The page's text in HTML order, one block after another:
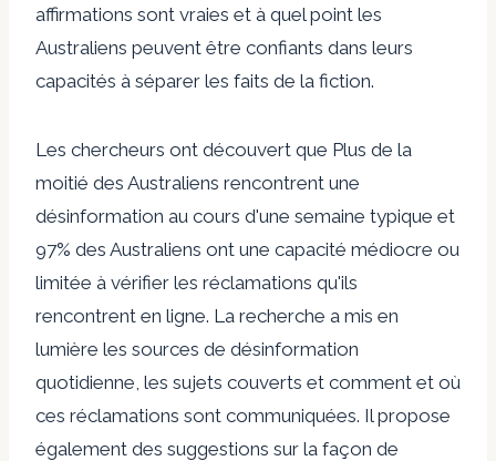
affirmations sont vraies et à quel point les
Australiens peuvent être confiants dans leurs
capacités à séparer les faits de la fiction.
Les chercheurs ont découvert que Plus de la
moitié des Australiens rencontrent une
désinformation au cours d'une semaine typique et
97% des Australiens ont une capacité médiocre ou
limitée à vérifier les réclamations qu'ils
rencontrent en ligne. La recherche a mis en
lumière les sources de désinformation
quotidienne, les sujets couverts et comment et où
ces réclamations sont communiquées. Il propose
également des suggestions sur la façon de